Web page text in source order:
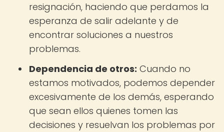
resignación, haciendo que perdamos la
esperanza de salir adelante y de
encontrar soluciones a nuestros
problemas.
Dependencia de otros: Cuando no
estamos motivados, podemos depender
excesivamente de los demás, esperando
que sean ellos quienes tomen las
decisiones y resuelvan los problemas por